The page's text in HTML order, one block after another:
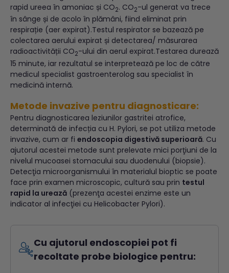
rapid ureea în amoniac și CO2. CO2-ul generat va trece
în sânge și de acolo în plămâni, fiind eliminat prin
respirație (aer expirat).Testul respirator se bazează pe
colectarea aerului expirat și detectarea/ măsurarea
radioactivității CO2-ului din aerul expirat.Testarea durează
15 minute, iar rezultatul se interpretează pe loc de către
medicul specialist gastroenterolog sau specialist în
medicină internă.
Metode invazive pentru diagnosticare:
Pentru diagnosticarea leziunilor gastritei atrofice,
determinată de infecția cu H. Pylori, se pot utiliza metode
invazive, cum ar fi endoscopia digestivă superioară. Cu
ajutorul acestei metode sunt prelevate mici porţiuni de la
nivelul mucoasei stomacului sau duodenului (biopsie).
Detecţia microorganismului în materialul bioptic se poate
face prin examen microscopic, cultură sau prin testul
rapid la urează (prezenţa acestei enzime este un
indicator al infecţiei cu Helicobacter Pylori).
Cu ajutorul endoscopiei pot fi
recoltate probe biologice pentru: